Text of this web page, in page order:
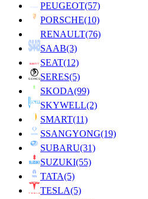
PEUGEOT(57)
PORSCHE(10)
RENAULT(76)
SAAB(3)
SEAT(12)
SERES(5)
SKODA(99)
SKYWELL(2)
SMART(11)
SSANGYONG(19)
SUBARU(31)
SUZUKI(55)
TATA(5)
TESLA(5)